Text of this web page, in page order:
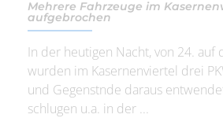
Mehrere Fahrzeuge im
aufgebrochen
In der heutigen Nacht, von 24. auf
wurden im Kasernenviertel drei
und Gegenstnde daraus
schlugen u.a. in der ...